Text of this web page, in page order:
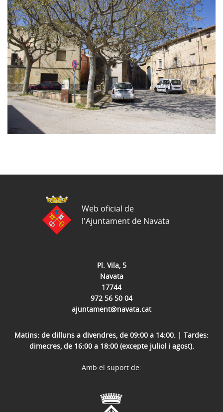
Pl. Vila, 5
Navata
17744
972 56 50 04
ajuntament@navata.cat
Matins: de dilluns a divendres, de 09:00 a 14:00. | Tardes:
dimecres, de 16:00 a 18:00 (excepte juliol i agost).
Web oficial de
l'Ajuntament de Navata
Amb el suport de: